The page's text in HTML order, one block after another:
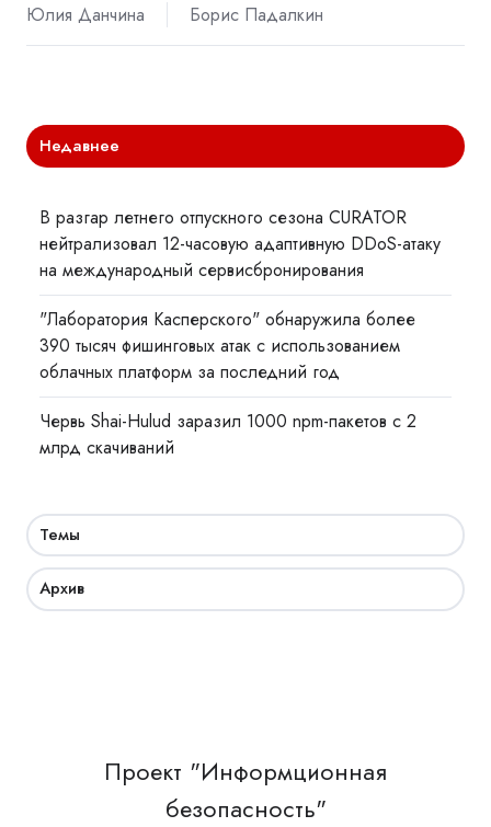
Юлия Данчина
Борис Падалкин
Недавнее
В разгар летнего отпускного сезона CURATOR
нейтрализовал 12-часовую адаптивную DDoS-атаку
на международный сервисбронирования
"Лаборатория Касперского" обнаружила более
390 тысяч фишинговых атак с использованием
облачных платформ за последний год
Червь Shai-Hulud заразил 1000 npm-пакетов с 2
млрд скачиваний
Темы
Архив
Проект "Информционная
безопасность"